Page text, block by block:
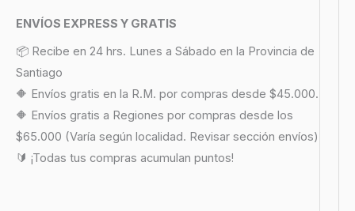
ENVÍOS EXPRESS Y GRATIS
📦 Recibe en 24 hrs. Lunes a Sábado en la Provincia de
Santiago
🔶 Envíos gratis en la R.M. por compras desde $45.000.
🔶 Envíos gratis a Regiones por compras desde los
$65.000 (Varía según localidad. Revisar sección envíos)
🔰 ¡Todas tus compras acumulan puntos!